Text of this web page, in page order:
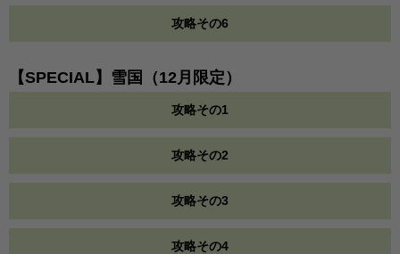
攻略その6
【SPECIAL】雪国（12月限定）
攻略その1
攻略その2
攻略その3
攻略その4